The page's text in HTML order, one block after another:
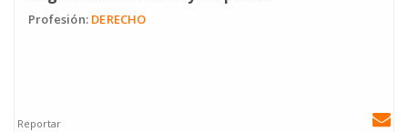
Profesión: DERECHO
Reportar